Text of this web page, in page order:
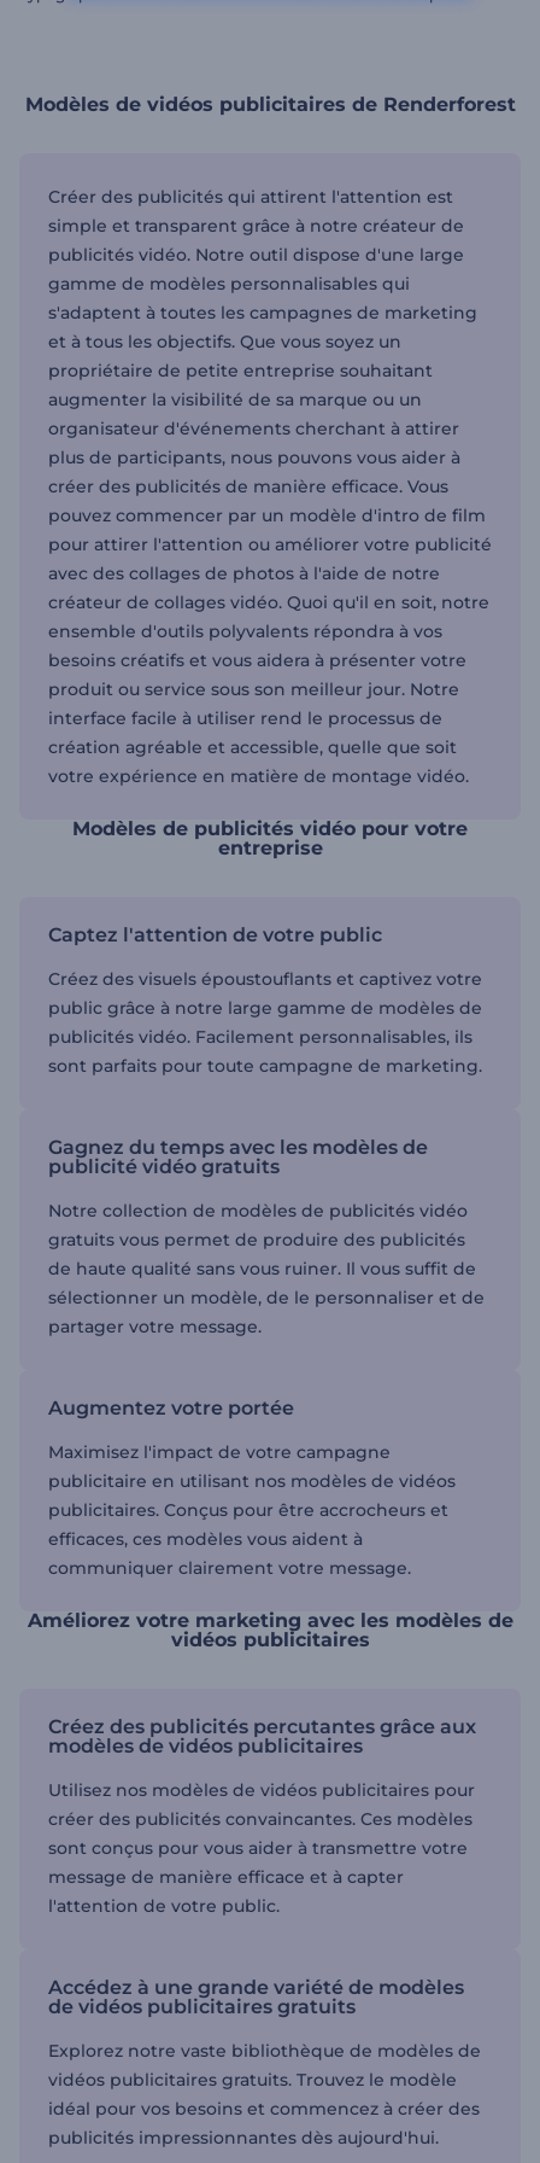
Modèles de vidéos publicitaires de Renderforest
Créer des publicités qui attirent l'attention est
simple et transparent grâce à notre créateur de
publicités vidéo. Notre outil dispose d'une large
gamme de modèles personnalisables qui
s'adaptent à toutes les campagnes de marketing
et à tous les objectifs. Que vous soyez un
propriétaire de petite entreprise souhaitant
augmenter la visibilité de sa marque ou un
organisateur d'événements cherchant à attirer
plus de participants, nous pouvons vous aider à
créer des publicités de manière efficace. Vous
pouvez commencer par un modèle d'intro de film
pour attirer l'attention ou améliorer votre publicité
avec des collages de photos à l'aide de notre
créateur de collages vidéo. Quoi qu'il en soit, notre
ensemble d'outils polyvalents répondra à vos
besoins créatifs et vous aidera à présenter votre
produit ou service sous son meilleur jour. Notre
interface facile à utiliser rend le processus de
création agréable et accessible, quelle que soit
votre expérience en matière de montage vidéo.
Modèles de publicités vidéo pour votre
entreprise
Captez l'attention de votre public
Créez des visuels époustouflants et captivez votre
public grâce à notre large gamme de modèles de
publicités vidéo. Facilement personnalisables, ils
sont parfaits pour toute campagne de marketing.
Gagnez du temps avec les modèles de
publicité vidéo gratuits
Notre collection de modèles de publicités vidéo
gratuits vous permet de produire des publicités
de haute qualité sans vous ruiner. Il vous suffit de
sélectionner un modèle, de le personnaliser et de
partager votre message.
Augmentez votre portée
Maximisez l'impact de votre campagne
publicitaire en utilisant nos modèles de vidéos
publicitaires. Conçus pour être accrocheurs et
efficaces, ces modèles vous aident à
communiquer clairement votre message.
Améliorez votre marketing avec les modèles de
vidéos publicitaires
Créez des publicités percutantes grâce aux
modèles de vidéos publicitaires
Utilisez nos modèles de vidéos publicitaires pour
créer des publicités convaincantes. Ces modèles
sont conçus pour vous aider à transmettre votre
message de manière efficace et à capter
l'attention de votre public.
Accédez à une grande variété de modèles
de vidéos publicitaires gratuits
Explorez notre vaste bibliothèque de modèles de
vidéos publicitaires gratuits. Trouvez le modèle
idéal pour vos besoins et commencez à créer des
publicités impressionnantes dès aujourd'hui.